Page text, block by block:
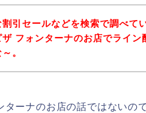
引セールなどを検索で調べて
フォンターナのお店でライン
。
ターナのお店の話ではないの